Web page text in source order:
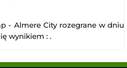
- Almere City rozegrane w dniu
wynikiem : .